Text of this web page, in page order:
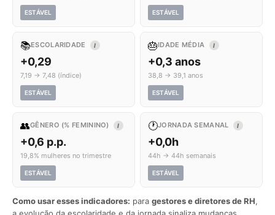
ESTÁVEL ESTÁVEL
📚ESCOLARIDADE I
+0,29
7,19 → 7,48 (índice)
ESTÁVEL
🎂IDADE MÉDIA I
+0,3 anos
38,8 → 39,1 anos
ESTÁVEL
👥GÊNERO (% FEMININO) I
+0,6 p.p.
19,8% mulheres no trimestre
ESTÁVEL
🕐JORNADA SEMANAL I
+0,0h
44h → 44h semanais
ESTÁVEL
Como usar esses indicadores: para gestores e diretores de RH,